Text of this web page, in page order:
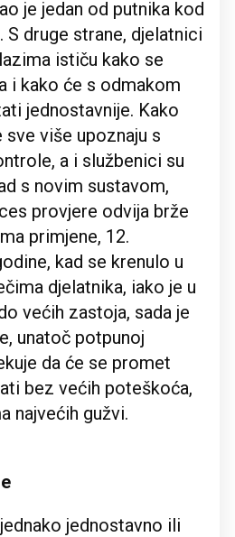
je jedan od putnika kod
S druge strane, djelatnici
ističu kako se
i kako će s odmakom
jednostavnije. Kako
više upoznaju s
a i službenici su
s novim sustavom,
provjere odvija brže
primjene, 12.
kad se krenulo u
djelatnika, iako je u
većih zastoja, sada je
unatoč potpunoj
da će se promet
bez većih poteškoća,
najvećih gužvi.
jednostavno ili